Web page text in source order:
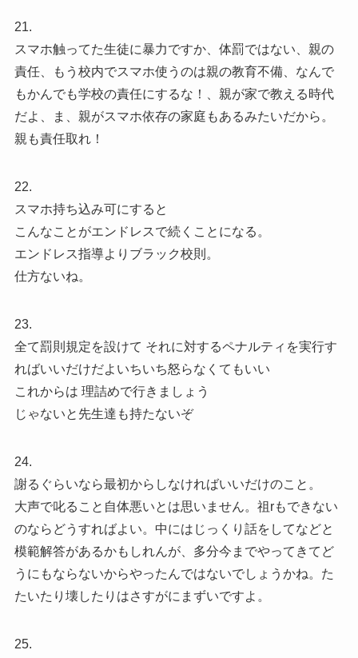
21.
スマホ触ってた生徒に暴力ですか、体罰ではない、親の
責任、もう校内でスマホ使うのは親の教育不備、なんで
もかんでも学校の責任にするな！、親が家で教える時代
だよ、ま、親がスマホ依存の家庭もあるみたいだから。
親も責任取れ！
22.
スマホ持ち込み可にすると
こんなことがエンドレスで続くことになる。
エンドレス指導よりブラック校則。
仕方ないね。
23.
全て罰則規定を設けて それに対するペナルティを実行す
ればいいだけだよいちいち怒らなくてもいい
これからは 理詰めで行きましょう
じゃないと先生達も持たないぞ
24.
謝るぐらいなら最初からしなければいいだけのこと。
大声で叱ること自体悪いとは思いません。祖rもできない
のならどうすればよい。中にはじっくり話をしてなどと
模範解答があるかもしれんが、多分今までやってきてど
うにもならないからやったんではないでしょうかね。た
たいたり壊したりはさすがにまずいですよ。
25.